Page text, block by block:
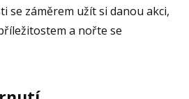
se záměrem užít si danou akci,
a nořte se